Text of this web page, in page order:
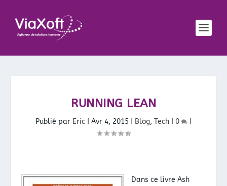
RUNNING LEAN
Publié par Eric Avr 4, 2015 Blog, Tech 0
Dans ce livre Ash